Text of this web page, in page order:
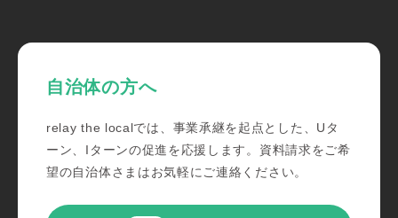
自治体の方へ
relay the localでは、事業承継を起点とした、Uタ
ーン、Iターンの促進を応援します。資料請求をご希
望の自治体さまはお気軽にご連絡ください。